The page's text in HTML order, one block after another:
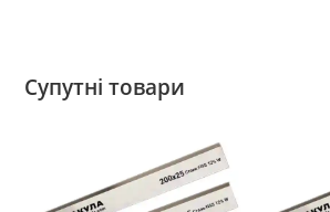
Супутні товари